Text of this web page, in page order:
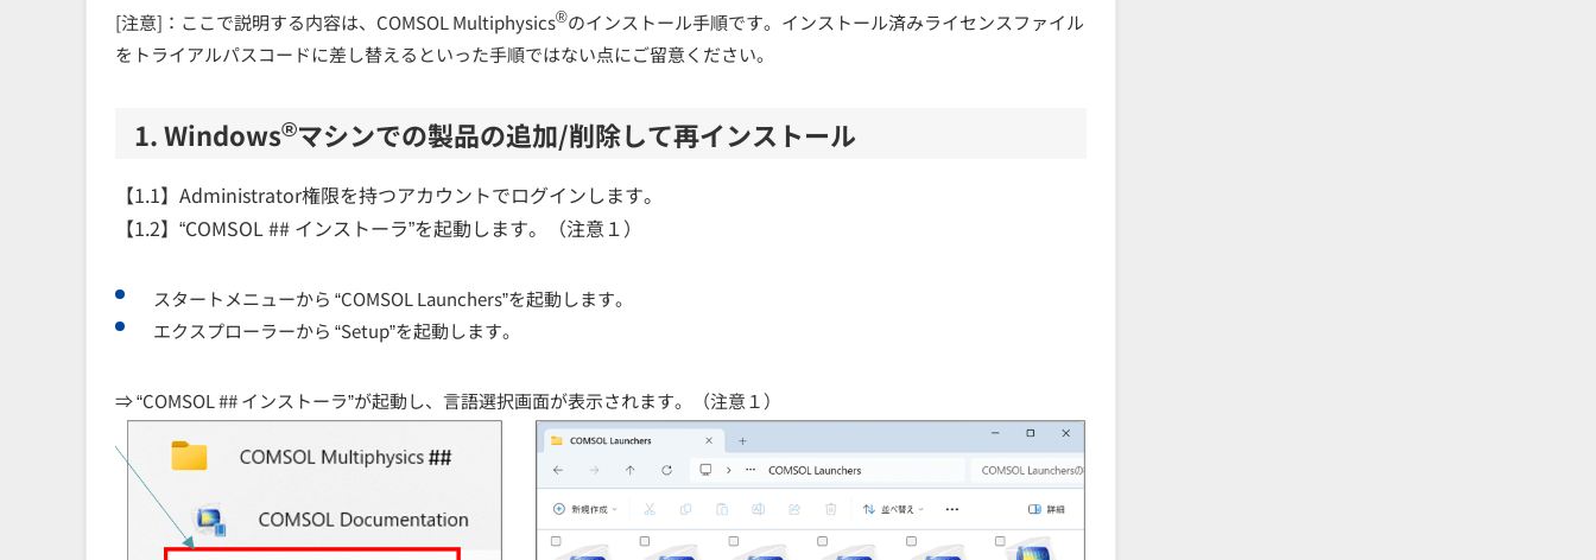
[注意]：ここで説明する内容は、COMSOL Multiphysics®のインストール手順です。インストール済みライセンスファイル
をトライアルパスコードに差し替えるといった手順ではない点にご留意ください。
1. Windows®マシンでの製品の追加/削除して再インストール
【1.1】Administrator権限を持つアカウントでログインします。
【1.2】“COMSOL ## インストーラ”を起動します。（注意１）
スタートメニューから “COMSOL Launchers”を起動します。
エクスプローラーから “Setup”を起動します。
⇒ “COMSOL ## インストーラ”が起動し、言語選択画面が表示されます。（注意１）